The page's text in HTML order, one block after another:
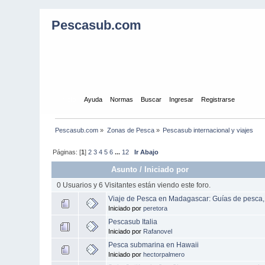
Pescasub.com
Ayuda Normas Buscar Ingresar Registrarse
Pescasub.com » Zonas de Pesca» Pescasub internacional y viajes
Páginas: [1]2 3 4 5 6 ... 12 Ir Abajo
Asunto / Iniciado por
0 Usuarios y 6 Visitantes están viendo este foro.
Viaje de Pesca en Madagascar: Guías de pesca,
Iniciado porperetora
Pescasub Italia
Iniciado por Rafanovel
Pesca submarina en Hawaii
Iniciado porhectorpalmero